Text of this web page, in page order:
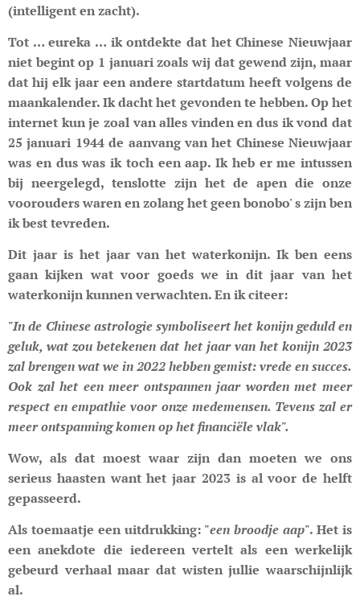
(intelligent en zacht).
Tot … eureka … ik ontdekte dat het Chinese Nieuwjaar
niet begint op 1 januari zoals wij dat gewend zijn, maar
dat hij elk jaar een andere startdatum heeft volgens de
maankalender. Ik dacht het gevonden te hebben. Op het
internet kun je zoal van alles vinden en dus ik vond dat
25 januari 1944 de aanvang van het Chinese Nieuwjaar
was en dus was ik toch een aap. Ik heb er me intussen
bij neergelegd, tenslotte zijn het de apen die onze
voorouders waren en zolang het geen bonobo' s zijn ben
ik best tevreden.
Dit jaar is het jaar van het waterkonijn. Ik ben eens
gaan kijken wat voor goeds we in dit jaar van het
waterkonijn kunnen verwachten. En ik citeer:
"In de Chinese astrologie symboliseert het konijn geduld en
geluk, wat zou betekenen dat het jaar van het konijn 2023
zal brengen wat we in 2022 hebben gemist: vrede en succes.
Ook zal het een meer ontspannen jaar worden met meer
respect en empathie voor onze medemensen. Tevens zal er
meer ontspanning komen op het financiële vlak".
Wow, als dat moest waar zijn dan moeten we ons
serieus haasten want het jaar 2023 is al voor de helft
gepasseerd.
Als toemaatje een uitdrukking: "een broodje aap". Het is
een anekdote die iedereen vertelt als een werkelijk
gebeurd verhaal maar dat wisten jullie waarschijnlijk
al.